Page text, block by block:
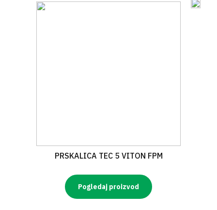
PRSKALICA TEC 5 VITON FPM
Pogledaj proizvod